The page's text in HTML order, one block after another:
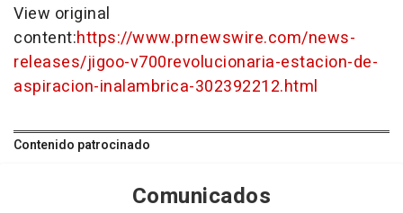
View original
content:https://www.prnewswire.com/news-
releases/jigoo-v700revolucionaria-estacion-de-
aspiracion-inalambrica-302392212.html
Contenido patrocinado
Comunicados